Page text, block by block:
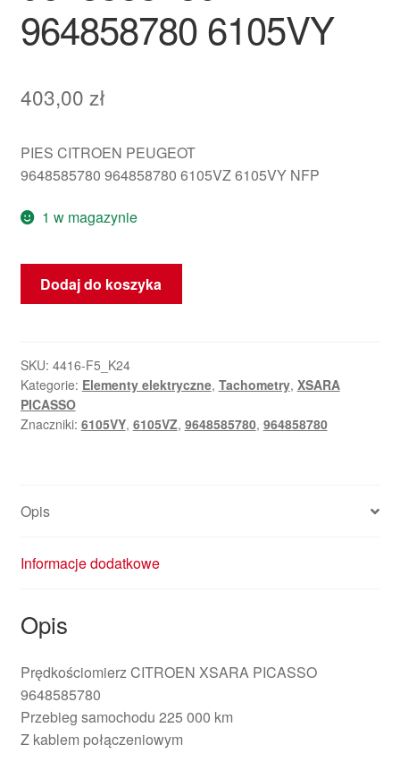
964858780 6105VY
403,00 zł
PIES CITROEN PEUGEOT
9648585780 964858780 6105VZ 6105VY NFP
1 w magazynie
ilość
Prędkościomierz
Picasso
9648585780
964858780
6105VY
Dodaj do koszyka
SKU: 4416-F5_K24
Kategorie: Elementy elektryczne, Tachometry, XSARA
PICASSO
Znaczniki: 6105VY, 6105VZ, 9648585780, 964858780
Opis
Informacje dodatkowe
Opis
Prędkościomierz CITROEN XSARA PICASSO
9648585780
Przebieg samochodu 225 000 km
Z kablem połączeniowym